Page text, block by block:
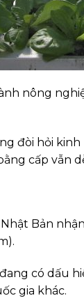
nông
đòi hỏi
cấp vẫn
Bản
có dấu
gia khác.